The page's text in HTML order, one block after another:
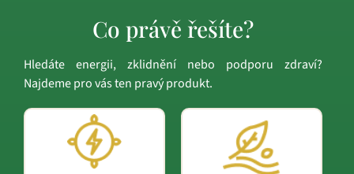
Co právě řešíte?
Hledáte energii, zklidnění nebo podporu zdraví?
Najdeme pro vás ten pravý produkt.